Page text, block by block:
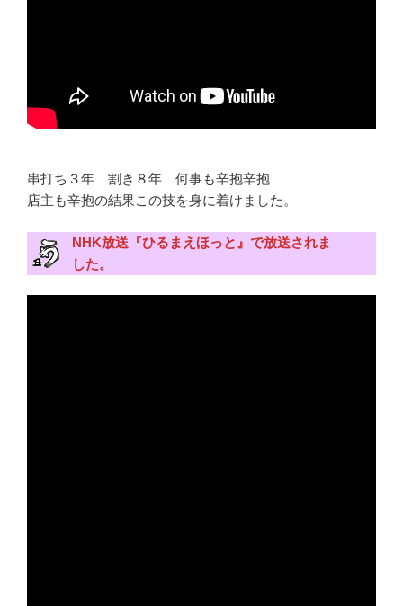
串打ち３年 割き８年 何事も辛抱辛抱
店主も辛抱の結果この技を身に着けました。
NHK放送『ひるまえほっと』で放送されま
した。